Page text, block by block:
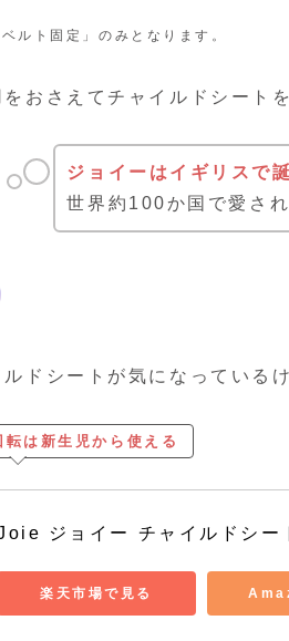
ルト固定」のみとなります。
おさえてチャイルドシート
ジョイーはイギリスで
世界約100か国で愛され
ルドシートが気になっている
は新生児から使える
ジョイー チャイルドシ
楽天市場で見る